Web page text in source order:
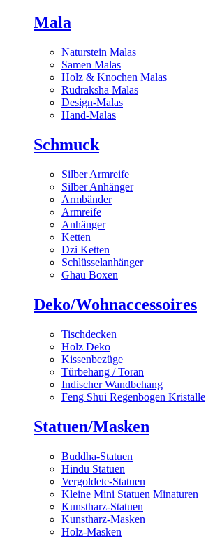
Mala
Naturstein Malas
Samen Malas
Holz & Knochen Malas
Rudraksha Malas
Design-Malas
Hand-Malas
Schmuck
Silber Armreife
Silber Anhänger
Armbänder
Armreife
Anhänger
Ketten
Dzi Ketten
Schlüsselanhänger
Ghau Boxen
Deko/Wohnaccessoires
Tischdecken
Holz Deko
Kissenbezüge
Türbehang / Toran
Indischer Wandbehang
Feng Shui Regenbogen Kristalle
Statuen/Masken
Buddha-Statuen
Hindu Statuen
Vergoldete-Statuen
Kleine Mini Statuen Minaturen
Kunstharz-Statuen
Kunstharz-Masken
Holz-Masken